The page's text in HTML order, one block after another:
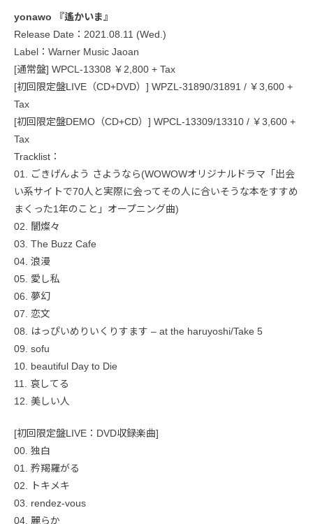
yonawo 『遙かいま』
Release Date：2021.08.11 (Wed.)
Label：Warner Music Jaoan
[通常盤] WPCL-13308 ￥2,800 + Tax
[初回限定盤LIVE（CD+DVD）] WPZL-31890/31891 / ￥3,600 +
Tax
[初回限定盤DEMO（CD+CD）] WPCL-13309/13310 / ￥3,600 +
Tax
Tracklist：
01. ごきげんよう さようなら(WOWOWオリジナルドラマ「出会
い系サイトで70人と実際に会ってその人に合いそうな本をすすめ
まくった1年のこと」オープニング曲)
02. 闇燦々
03. The Buzz Cafe
04. 浪漫
05. 愛し私
06. 夢幻
07. 恋文
08. はっぴいめりいくりすます – at the haruyoshi/Take 5
09. sofu
10. beautiful Day to Die
11. 哀してる
12. 美しい人
[初回限定盤LIVE：DVD収録楽曲]
00. 独白
01. 矜羯羅がる
02. トキメキ
03. rendez-vous
04. 麗らか